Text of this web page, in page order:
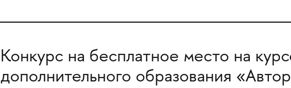
Конкурс на бесплатное место на
дополнительного образования